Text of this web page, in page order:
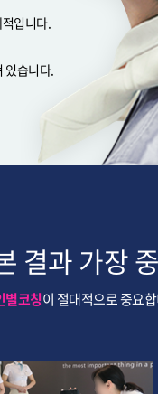
입니다.
있습니다.
결과 가장
별코칭이 절대적으로 중요